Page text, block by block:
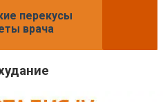
перекусы
врача